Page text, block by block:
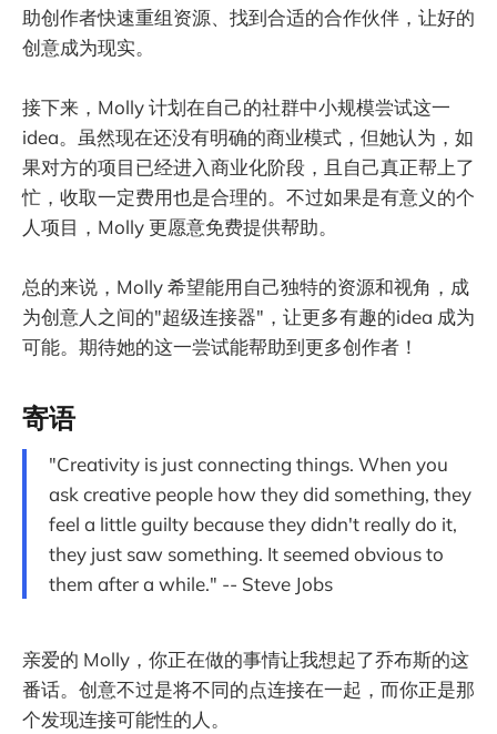
助创作者快速重组资源、找到合适的合作伙伴，让好的
创意成为现实。
接下来，Molly 计划在自己的社群中小规模尝试这一
idea。虽然现在还没有明确的商业模式，但她认为，如
果对方的项目已经进入商业化阶段，且自己真正帮上了
忙，收取一定费用也是合理的。不过如果是有意义的个
人项目，Molly 更愿意免费提供帮助。
总的来说，Molly 希望能用自己独特的资源和视角，成
为创意人之间的"超级连接器"，让更多有趣的idea 成为
可能。期待她的这一尝试能帮助到更多创作者！
寄语
"Creativity is just connecting things. When you
ask creative people how they did something, they
feel a little guilty because they didn't really do it,
they just saw something. It seemed obvious to
them after a while." -- Steve Jobs
亲爱的 Molly，你正在做的事情让我想起了乔布斯的这
番话。创意不过是将不同的点连接在一起，而你正是那
个发现连接可能性的人。